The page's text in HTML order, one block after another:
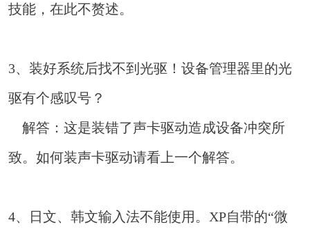
技能，在此不赘述。
3、装好系统后找不到光驱！设备管理器里的光
驱有个感叹号？
解答：这是装错了声卡驱动造成设备冲突所
致。如何装声卡驱动请看上一个解答。
4、日文、韩文输入法不能使用。XP自带的“微